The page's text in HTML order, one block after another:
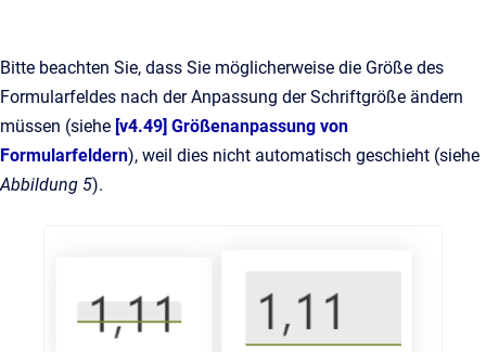
Bitte beachten Sie, dass Sie möglicherweise die Größe des
Formularfeldes nach der Anpassung der Schriftgröße ändern
müssen (siehe [v4.49] Größenanpassung von
Formularfeldern), weil dies nicht automatisch geschieht (siehe
Abbildung 5).